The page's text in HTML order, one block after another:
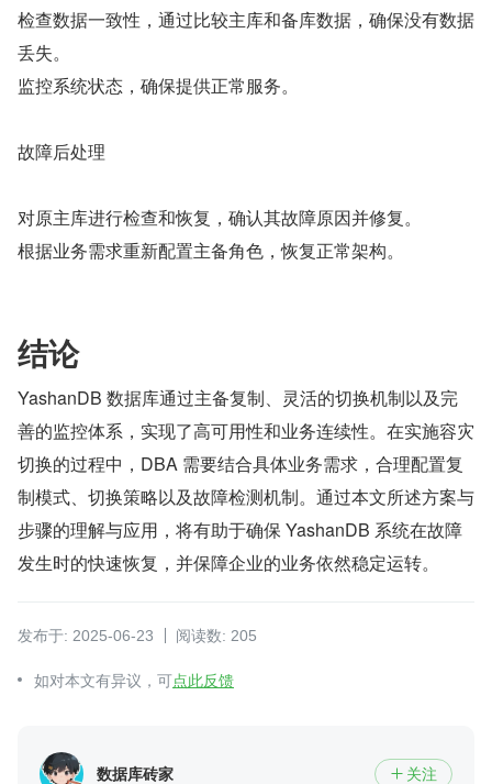
检查数据一致性，通过比较主库和备库数据，确保没有数据
丢失。
监控系统状态，确保提供正常服务。
故障后处理
对原主库进行检查和恢复，确认其故障原因并修复。
根据业务需求重新配置主备角色，恢复正常架构。
结论
YashanDB 数据库通过主备复制、灵活的切换机制以及完
善的监控体系，实现了高可用性和业务连续性。在实施容灾
切换的过程中，DBA 需要结合具体业务需求，合理配置复
制模式、切换策略以及故障检测机制。通过本文所述方案与
步骤的理解与应用，将有助于确保 YashanDB 系统在故障
发生时的快速恢复，并保障企业的业务依然稳定运转。
发布于: 2025-06-23 阅读数: 205
如对本文有异议，可点此反馈
数据库砖家  关注